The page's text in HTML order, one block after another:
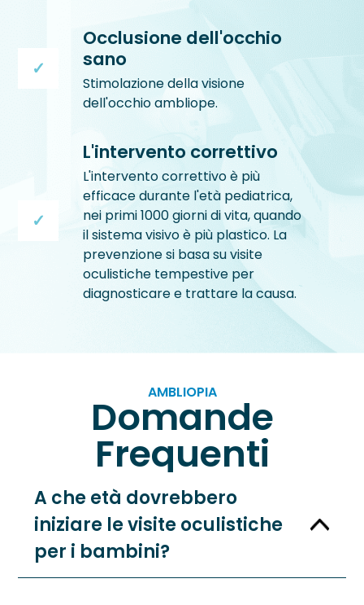
Occlusione dell'occhio
sano
Stimolazione della visione
dell'occhio ambliope.
L'intervento correttivo
L'intervento correttivo è più
efficace durante l'età pediatrica,
nei primi 1000 giorni di vita, quando
il sistema visivo è più plastico. La
prevenzione si basa su visite
oculistiche tempestive per
diagnosticare e trattare la causa.
AMBLIOPIA
Domande
Frequenti
A che età dovrebbero
iniziare le visite oculistiche
per i bambini?